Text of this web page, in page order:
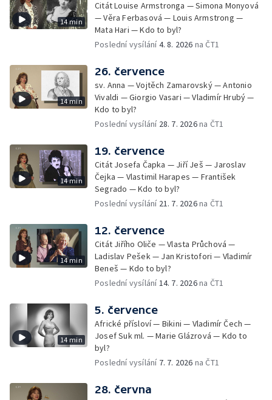
14 min
Citát Louise Armstronga — Simona Monyová
— Věra Ferbasová — Louis Armstrong —
Mata Hari — Kdo to byl?
Poslední vysílání4. 8. 2026 na ČT1
14 min
26. července
sv. Anna — Vojtěch Zamarovský — Antonio
Vivaldi — Giorgio Vasari — Vladimír Hrubý —
Kdo to byl?
Poslední vysílání 28. 7. 2026na ČT1
14 min
19. července
Citát Josefa Čapka — Jiří Ješ — Jaroslav
Čejka — Vlastimil Harapes — František
Segrado — Kdo to byl?
Poslední vysílání 21. 7. 2026na ČT1
14 min
12. července
Citát Jiřího Oliče — Vlasta Průchová —
Ladislav Pešek — Jan Kristofori — Vladimír
Beneš — Kdo to byl?
Poslední vysílání14. 7. 2026na ČT1
14 min
5. července
Africké přísloví — Bikini — Vladimír Čech —
Josef Suk ml. — Marie Glázrová — Kdo to
byl?
Poslední vysílání 7. 7. 2026 na ČT1
28. června